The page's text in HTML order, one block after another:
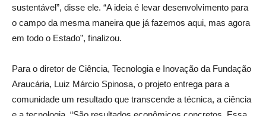
sustentável”, disse ele. “A ideia é levar desenvolvimento para
o campo da mesma maneira que já fazemos aqui, mas agora
em todo o Estado”, finalizou.
Para o diretor de Ciência, Tecnologia e Inovação da Fundação
Araucária, Luiz Márcio Spinosa, o projeto entrega para a
comunidade um resultado que transcende a técnica, a ciência